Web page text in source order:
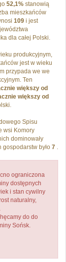
52,1% stanowią
mieszkańców
109 i jest
dla całej Polski.
produkcyjnym,
jest w wieku
przypada we we
Ten
większy od
większy od
Spisu
wsi Komory
dominowały
gospodarstw było 7 .
ograniczona
dostępnych
i stan cywilny
naturalny,
do do
Sońsk.